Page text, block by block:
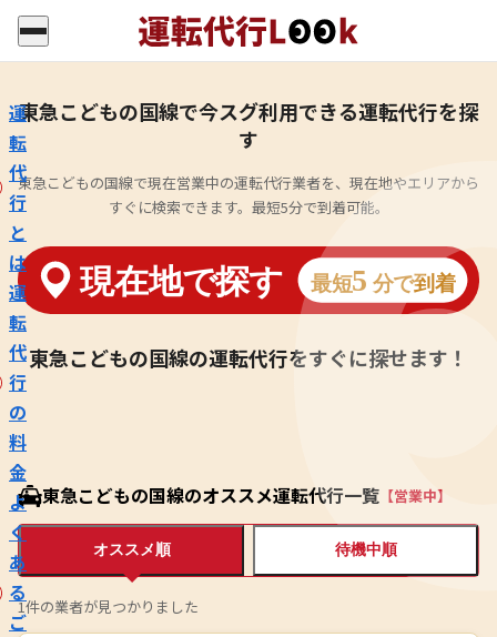
運
転
代
行
と
は
運
転
代
行
の
料
金
よ
く
あ
る
ご
東急こどもの国線で今スグ利用できる運転代行を探
す
東急こどもの国線で現在営業中の運転代行業者を、現在地やエリアから
すぐに検索できます。最短5分で到着可能。
東急こどもの国線の運転代行をすぐに探せます！
東急こどもの国線のオススメ運転代行一覧 【営業中】
オススメ順 待機中順
1件の業者が見つかりました